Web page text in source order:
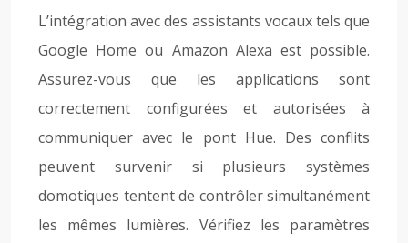
L’intégration avec des assistants vocaux tels que
Google Home ou Amazon Alexa est possible.
Assurez-vous que les applications sont
correctement configurées et autorisées à
communiquer avec le pont Hue. Des conflits
peuvent survenir si plusieurs systèmes
domotiques tentent de contrôler simultanément
les mêmes lumières. Vérifiez les paramètres